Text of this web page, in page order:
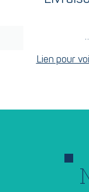
Lien pour